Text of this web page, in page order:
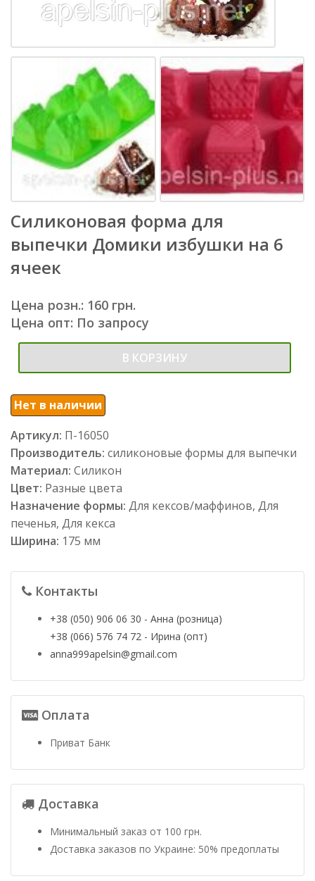
Силиконовая форма для
выпечки Домики избушки на 6
ячеек
Цена розн.: 160 грн.
Цена опт: По запросу
В КОРЗИНУ
Нет в наличии
Артикул: П-16050
Производитель: силиконовые формы для выпечки
Материал: Силикон
Цвет: Разные цвета
Назначение формы: Для кексов/маффинов, Для
печенья, Для кекса
Ширина: 175 мм
Контакты
+38 (050) 906 06 30 - Анна (розница)
+38 (066) 576 74 72 - Ирина (опт)
anna999apelsin@gmail.com
Оплата
Приват Банк
Доставка
Минимальный заказ от 100 грн.
Доставка заказов по Украине: 50% предоплаты